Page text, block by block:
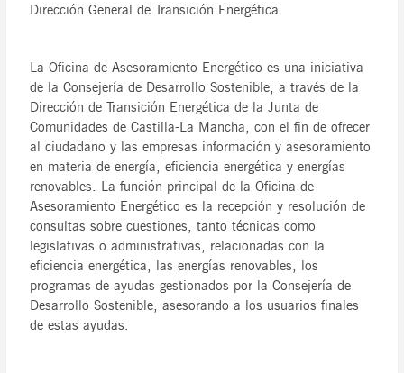
Dirección General de Transición Energética.
La Oficina de Asesoramiento Energético es una iniciativa
de la Consejería de Desarrollo Sostenible, a través de la
Dirección de Transición Energética de la Junta de
Comunidades de Castilla-La Mancha, con el fin de ofrecer
al ciudadano y las empresas información y asesoramiento
en materia de energía, eficiencia energética y energías
renovables. La función principal de la Oficina de
Asesoramiento Energético es la recepción y resolución de
consultas sobre cuestiones, tanto técnicas como
legislativas o administrativas, relacionadas con la
eficiencia energética, las energías renovables, los
programas de ayudas gestionados por la Consejería de
Desarrollo Sostenible, asesorando a los usuarios finales
de estas ayudas.